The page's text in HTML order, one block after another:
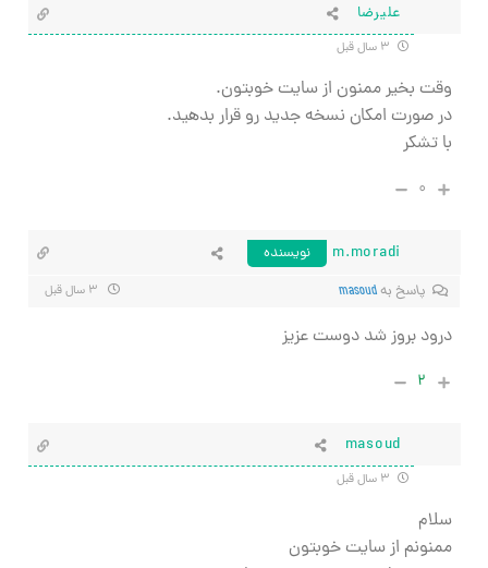
علیرضا
وقت بخیر ممنون از سایت خوبتون.
در صورت امکان نسخه جدید رو قرار بدهید.
با تشکر
۰
m.moradi
نویسنده
پاسخ بهmasoud
درود بروز شد دوست عزیز
۲
masoud
سلام
ممنونم از سایت خوبتون